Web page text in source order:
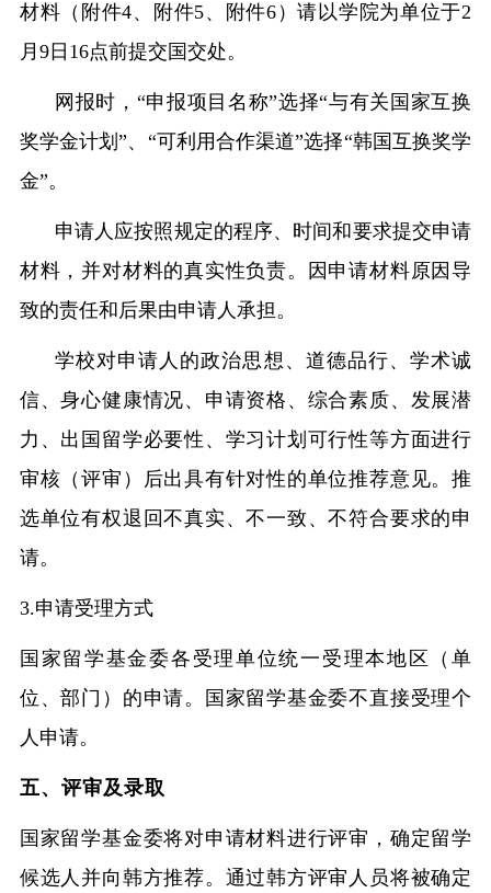
材料（附件4、附件5、附件6）请以学院为单位于2
月9日16点前提交国交处。
网报时， “申报项目名称”选择“与有关国家互换
奖学金计划”、“可利用合作渠道”选择“韩国互换奖学
金”。
申请人应按照规定的程序、时间和要求提交申请
材料，并对材料的真实性负责。因申请材料原因导
致的责任和后果由申请人承担。
学校对申请人的政治思想、道德品行、学术诚
信、身心健康情况、申请资格、综合素质、发展潜
力、出国留学必要性、学习计划可行性等方面进行
审核（评审）后出具有针对性的单位推荐意见。推
选单位有权退回不真实、不一致、不符合要求的申
请。
3.申请受理方式
国家留学基金委各受理单位统一受理本地区（单
位、部门）的申请。国家留学基金委不直接受理个
人申请。
五、评审及录取
国家留学基金委将对申请材料进行评审，确定留学
候选人并向韩方推荐。通过韩方评审人员将被确定